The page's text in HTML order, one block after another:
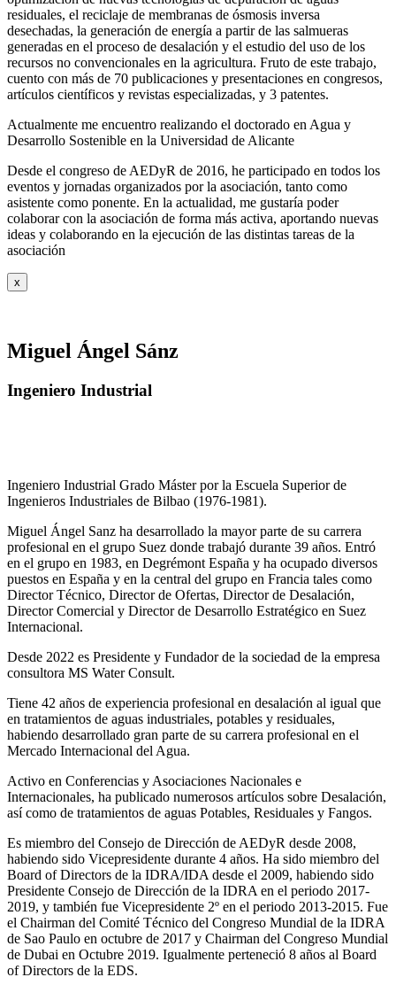
residuales, el reciclaje de membranas de ósmosis inversa
desechadas, la generación de energía a partir de las salmueras
generadas en el proceso de desalación y el estudio del uso de los
recursos no convencionales en la agricultura. Fruto de este trabajo,
cuento con más de 70 publicaciones y presentaciones en congresos,
artículos científicos y revistas especializadas, y 3 patentes.
Actualmente me encuentro realizando el doctorado en Agua y
Desarrollo Sostenible en la Universidad de Alicante
Desde el congreso de AEDyR de 2016, he participado en todos los
eventos y jornadas organizados por la asociación, tanto como
asistente como ponente. En la actualidad, me gustaría poder
colaborar con la asociación de forma más activa, aportando nuevas
ideas y colaborando en la ejecución de las distintas tareas de la
asociación
x
Miguel Ángel Sánz
Ingeniero Industrial
Ingeniero Industrial Grado Máster por la Escuela Superior de
Ingenieros Industriales de Bilbao (1976-1981).
Miguel Ángel Sanz ha desarrollado la mayor parte de su carrera
profesional en el grupo Suez donde trabajó durante 39 años. Entró
en el grupo en 1983, en Degrémont España y ha ocupado diversos
puestos en España y en la central del grupo en Francia tales como
Director Técnico, Director de Ofertas, Director de Desalación,
Director Comercial y Director de Desarrollo Estratégico en Suez
Internacional.
Desde 2022 es Presidente y Fundador de la sociedad de la empresa
consultora MS Water Consult.
Tiene 42 años de experiencia profesional en desalación al igual que
en tratamientos de aguas industriales, potables y residuales,
habiendo desarrollado gran parte de su carrera profesional en el
Mercado Internacional del Agua.
Activo en Conferencias y Asociaciones Nacionales e
Internacionales, ha publicado numerosos artículos sobre Desalación,
así como de tratamientos de aguas Potables, Residuales y Fangos.
Es miembro del Consejo de Dirección de AEDyR desde 2008,
habiendo sido Vicepresidente durante 4 años. Ha sido miembro del
Board of Directors de la IDRA/IDA desde el 2009, habiendo sido
Presidente Consejo de Dirección de la IDRA en el periodo 2017-
2019, y también fue Vicepresidente 2º en el periodo 2013-2015. Fue
el Chairman del Comité Técnico del Congreso Mundial de la IDRA
de Sao Paulo en octubre de 2017 y Chairman del Congreso Mundial
de Dubai en Octubre 2019. Igualmente perteneció 8 años al Board
of Directors de la EDS.